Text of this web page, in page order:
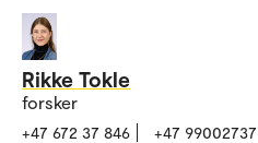
Rikke Tokle
forsker
+47 672 37 846 +47 99002737